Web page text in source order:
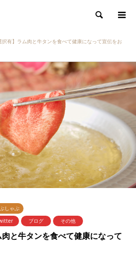
検索
択有】ラム肉と牛タンを食べて健康になって宣伝をお
しゃぶ
ブログ その他
肉と牛タンを食べて健康になって